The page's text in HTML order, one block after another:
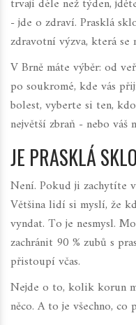
trvají déle než týden,
- jde o zdraví. Prasklá
zdravotní výzva, která se
V Brně máte výběr: od
po soukromé, kde vás
bolest, vyberte si ten,
největší zbraň - nebo váš
JE PRASKLÁ
Není. Pokud ji zachytíte
Většina lidí si myslí, že
vyndat. To je nesmysl.
zachránit 90 % zubů s
přistoupí včas.
Nejde o to, kolik korun
něco. A to je všechno, co